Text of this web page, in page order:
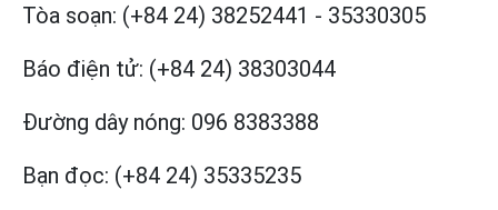
Tòa soạn: (+84 24) 38252441 - 35330305
Báo điện tử: (+84 24) 38303044
Đường dây nóng: 096 8383388
Bạn đọc: (+84 24) 35335235